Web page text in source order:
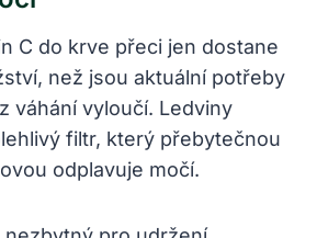
C do krve přeci jen dostane
než jsou aktuální potřeby
váhání vyloučí. Ledviny
filtr, který přebytečnou
odplavuje močí.